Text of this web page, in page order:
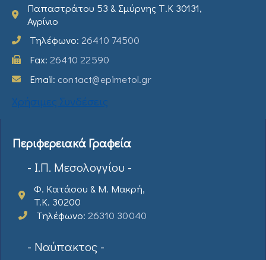
Παπαστράτου 53 & Σμύρνης Τ.Κ 30131,
Αγρίνιο
Τηλέφωνο: 26410 74500
Fax: 26410 22590
Email: contact@epimetol.gr
Χρήσιμες Συνδέσεις
Περιφερειακά Γραφεία
- Ι.Π. Μεσολογγίου -
Φ. Κατάσου & Μ. Μακρή,
T.K. 30200
Τηλέφωνο: 26310 30040
- Ναύπακτος -